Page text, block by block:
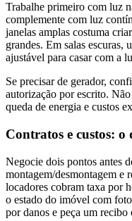
Trabalhe primeiro com luz
complemente com luz
janelas amplas costuma
grandes. Em salas escuras,
ajustável para casar com a
Se precisar de gerador,
autorização por escrito.
queda de energia e custos
Contratos e custos: o
Negocie dois pontos antes
montagem/desmontagem e
locadores cobram taxa por
o estado do imóvel com
por danos e peça um